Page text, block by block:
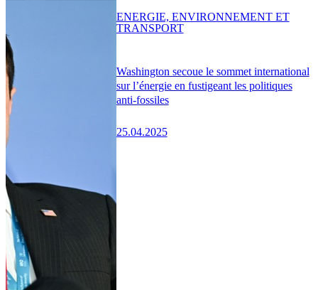
Washington secoue le sommet international
sur l’énergie en fustigeant les politiques
anti-fossiles
25.04.2025
ENERGIE, ENVIRONNEMENT ET
TRANSPORT